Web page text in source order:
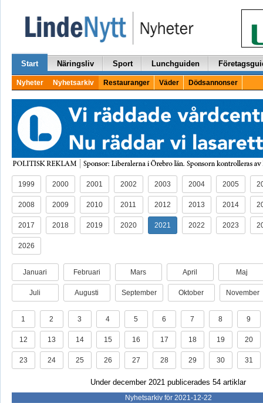
Start Näringsliv Sport Lunchguiden
Nyheter Nyhetsarkiv Restauranger Väder Dödsannonser
1999 2000 2001 2002 2003 2004 2005
2008 2009 2010 2011 2012 2013 2014
2017 2018 2019 2020 2021 2022 2023
2026
Januari Februari Mars April Maj
Juli Augusti September Oktober November
1 2 3 4 5 6 7 8 9
12 13 14 15 16 17 18 19 20
23 24 25 26 27 28 29 30 31
Under december 2021 publicerades 54 artiklar
Nyhetsarkiv för 2021-12-22